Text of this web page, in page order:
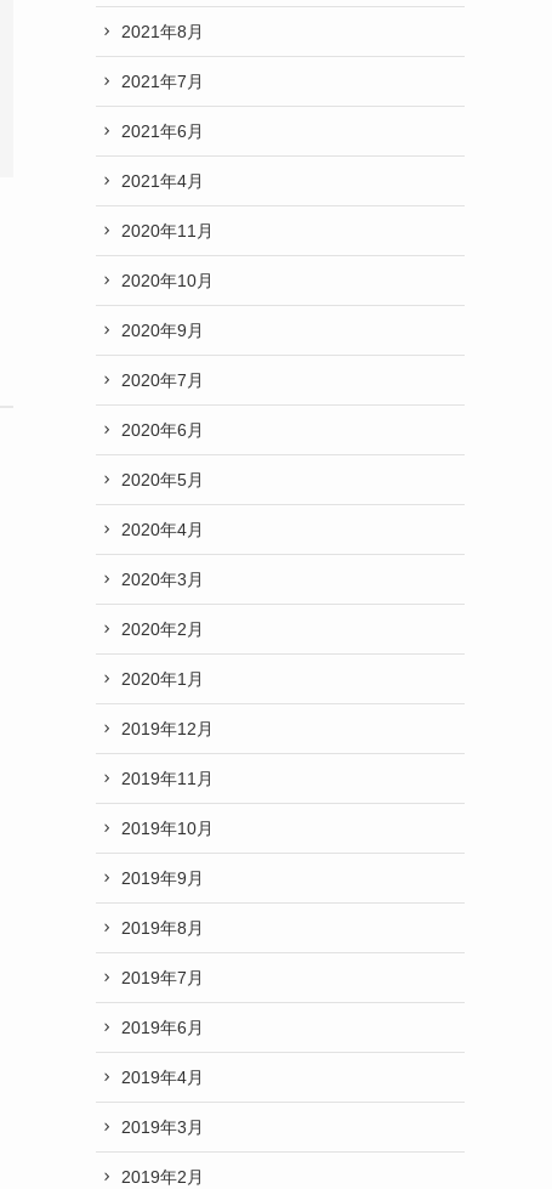
2021年8月
2021年7月
2021年6月
2021年4月
2020年11月
2020年10月
2020年9月
2020年7月
2020年6月
2020年5月
2020年4月
2020年3月
2020年2月
2020年1月
2019年12月
2019年11月
2019年10月
2019年9月
2019年8月
2019年7月
2019年6月
2019年4月
2019年3月
2019年2月